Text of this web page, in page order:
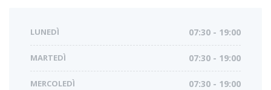
LUNEDÌ 07:30 - 19:00
MARTEDÌ 07:30 - 19:00
MERCOLEDÌ 07:30 - 19:00